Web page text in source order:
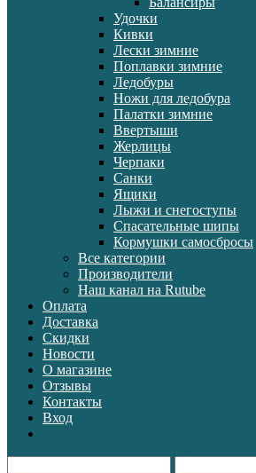
Удочки
Кивки
Лески зимние
Поплавки зимние
Ледобуры
Ножи для ледобура
Палатки зимние
Ввертыши
Жерлицы
Черпаки
Санки
Ящики
Лыжи и снегоступы
Спасательные шипы
Кормушки самосбросы
Все категории
Производители
Наш канал на Rutube
Оплата
Доставка
Скидки
Новости
О магазине
Отзывы
Контакты
Вход